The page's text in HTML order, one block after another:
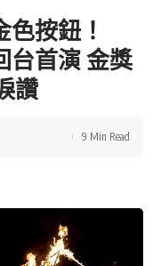
按鈕！
台首演 金獎
讚
9 Min Read